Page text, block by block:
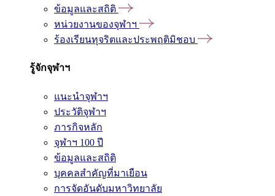
ข้อมูลและสถิติ
หน่วยงานของจุฬาฯ
ร้องเรียนทุจริตและประพฤติมิชอบ
รู้จักจุฬาฯ
แนะนำจุฬาฯ
ประวัติจุฬาฯ
ภารกิจหลัก
จุฬาฯ 100 ปี
ข้อมูลและสถิติ
บุคคลสำคัญที่มาเยือน
การจัดอันดับมหาวิทยาลัย